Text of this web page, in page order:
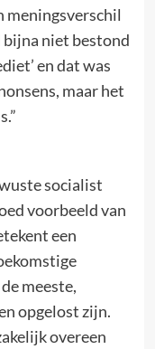
meningsverschil
bijna niet bestond
en dat was
maar het
socialist
voorbeeld van
een
meeste,
opgelost zijn.
overeen